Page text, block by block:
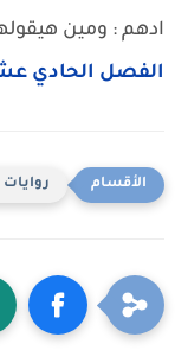
ادهم : ومين
الفصل الحادي